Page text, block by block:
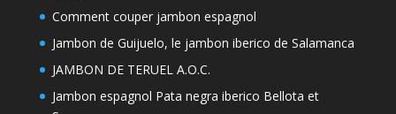
Comment couper jambon espagnol
Jambon de Guijuelo, le jambon iberico de Salamanca
JAMBON DE TERUEL A.O.C.
Jambon espagnol Pata negra iberico Bellota et